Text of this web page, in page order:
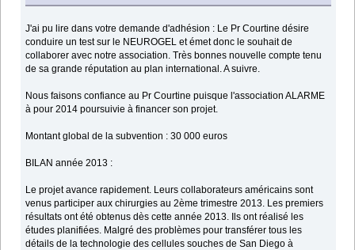
J'ai pu lire dans votre demande d'adhésion : Le Pr Courtine désire
conduire un test sur le NEUROGEL et émet donc le souhait de
collaborer avec notre association. Très bonnes nouvelle compte tenu
de sa grande réputation au plan international. A suivre.
Nous faisons confiance au Pr Courtine puisque l'association ALARME
à pour 2014 poursuivie à financer son projet.
Montant global de la subvention : 30 000 euros
BILAN année 2013 :
Le projet avance rapidement. Leurs collaborateurs américains sont
venus participer aux chirurgies au 2ème trimestre 2013. Les premiers
résultats ont été obtenus dès cette année 2013. Ils ont réalisé les
études planifiées. Malgré des problèmes pour transférer tous les
détails de la technologie des cellules souches de San Diego à